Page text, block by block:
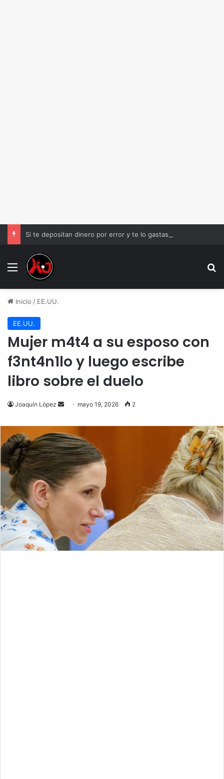
Menu
Inicio / EE.UU.
EE.UU.
Mujer m4t4 a su esposo con
f3nt4n1lo y luego escribe
libro sobre el duelo
Joaquín López
Send
email
mayo 19, 2026 2